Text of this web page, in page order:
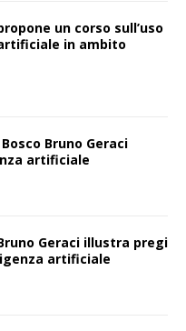
un corso sull’uso
in ambito
Bruno Geraci
artificiale
Geraci illustra pregi
artificiale